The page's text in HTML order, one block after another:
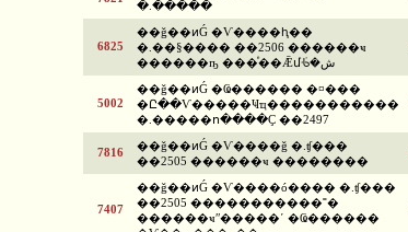
�.�����
6825
��ǧ��ͷǴ �Ѵ����ԧ��
�.��§���� ��2506 ������ҹ
������ҧ ���ͤ��Ǣմᢹ�ش
5002
��ǧ��ͷǴ �Ҩ������ �¤���
�Ը��Ѵ�����Ҹҵ�����������
�.�����ո����Ҫ ��2497
7816
��ǧ��ͷǴ �Ѵ����ǧ �.ʧ���
��2505 ������ҹ ��������
7407
��ǧ��ͷǴ �Ѵ����ó���� �.ʧ���
��2505 �����������˭�
������ҹʺ�����ʹ �Ҩ������